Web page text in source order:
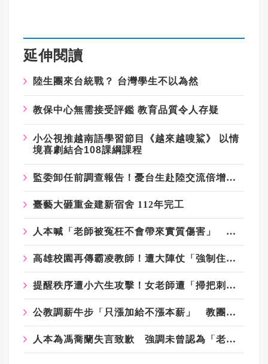
延伸閱讀
陸生團來台統戰？ 台灣學生不以為然
教保中心無需接受評鑑 教育品質令人存疑
小公視推越南語學習節目《越來越嗖鯊》 以情
境喜劇結合108課綱課程
監委卸任前調查報告！憂台生赴陸交流倍增是統戰 賴士葆：台青終會認清台獨手段
臺藝大砸重金建新宿舍 112年完工
人本喊「老師被冤枉不會帶來實質傷害」 范雲護航：是為教育好
高雄校園再傳霸凌教師！遭大陣仗「強制住院」 衛生局聲明遭當事人打臉
提醒秩序遭小六生攻擊！女老師遭「掃把刺眼」恐失明 網質疑「共融教育」
公教調薪牛步「只漲加給不漲本薪」 教團：拒絕政府施捨、隨興微調
人本為馮喬蘭失言致歉 強調未曾認為「老師被冤枉沒關係」